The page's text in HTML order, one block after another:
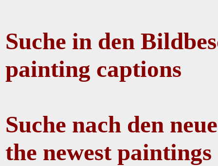
Suche in den
painting captions
Suche nach den
the newest paintings